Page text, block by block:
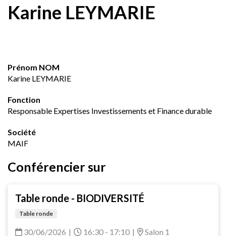
Karine LEYMARIE
Prénom NOM
Karine LEYMARIE
Fonction
Responsable Expertises Investissements et Finance durable
Société
MAIF
Conférencier sur
Table ronde - BIODIVERSITÉ
Table ronde
30/06/2026 | 16:30 - 17:10 | Salon 1